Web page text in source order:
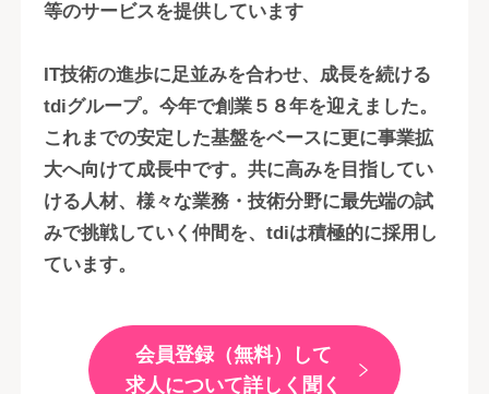
等のサービスを提供しています
IT技術の進歩に足並みを合わせ、成長を続ける
tdiグループ。今年で創業５８年を迎えました。
これまでの安定した基盤をベースに更に事業拡
大へ向けて成長中です。共に高みを目指してい
ける人材、様々な業務・技術分野に最先端の試
みで挑戦していく仲間を、tdiは積極的に採用し
ています。
会員登録（無料）して
求人について詳しく聞く